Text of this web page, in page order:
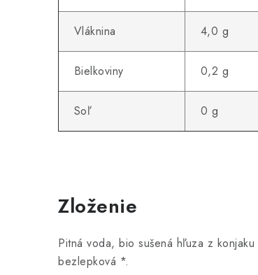
Vláknina 4,0 g
Bielkoviny 0,2 g
Soľ 0 g
Zloženie
Pitná voda, bio sušená hľuza z
bezlepková *.